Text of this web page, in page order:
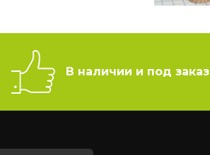
В наличии и под заказ